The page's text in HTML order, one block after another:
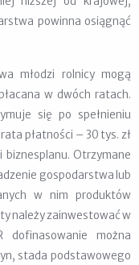
powinna osiągnąć
młodzi rolnicy mogą
w dwóch ratach.
się po spełnieniu
płatności – 30 tys. zł
Otrzymane
gospodarstwa lub
w nim produktów
należy zainwestować w
dofinasowanie można
stada podstawowego